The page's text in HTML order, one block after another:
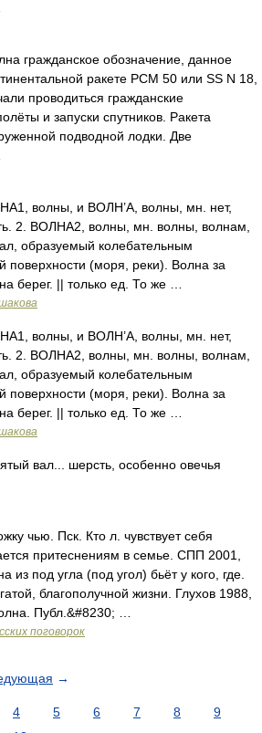
гражданское обозначение, данное
ракете РСМ 50 или SS N 18,
проводиться гражданские
и запуски спутников. Ракета
подводной лодки. Две
волны, и ВОЛН’А, волны, мн. нет,
2. ВОЛНА2, волны, мн. волны, волнам,
образуемый колебательным
поверхности (моря, реки). Волна за
берег. || только ед. То же …
волны, и ВОЛН’А, волны, мн. нет,
2. ВОЛНА2, волны, мн. волны, волнам,
образуемый колебательным
поверхности (моря, реки). Волна за
берег. || только ед. То же …
вал... шерсть, особенно овечья
чью. Пск. Кто л. чувствует себя
притеснениям в семье. СПП 2001,
из под угла (под угол) бьёт у кого, где.
благополучной жизни. Глухов 1988,
Публ.&#8230; …
поговорок
→
4 5 6 7 8
9